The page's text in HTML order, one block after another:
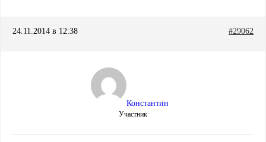
24.11.2014 в 12:38 #29062
Константин
Участник